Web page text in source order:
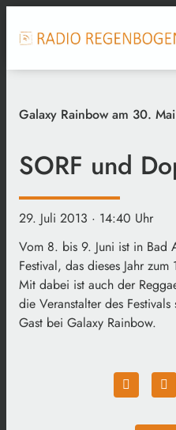
Galaxy Rainbow am 30.
SORF und
29. Juli 2013 · 14:40 Uhr
Vom 8. bis 9. Juni ist in Bad
Festival, das dieses Jahr
Mit dabei ist auch der
die Veranstalter des
Gast bei Galaxy Rainbow.